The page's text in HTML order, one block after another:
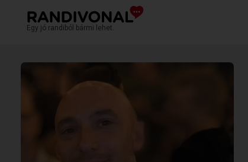
Egy jó randiból bármi lehet.